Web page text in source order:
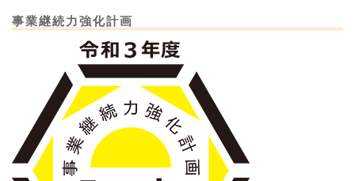
事業継続力強化計画